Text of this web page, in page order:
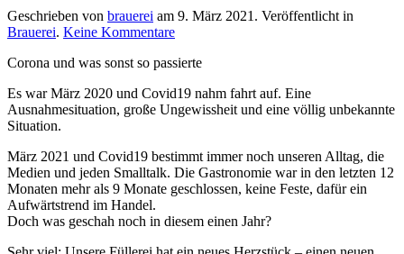
Geschrieben von brauerei am 9. März 2021 . Veröffentlicht in
Brauerei. Keine Kommentarezu
Jahr
Corona und was sonst so passierte
Es war März 2020 und Covid19 nahm fahrt auf. Eine
Ausnahmesituation, große Ungewissheit und eine völlig unbekannte
Situation.
März 2021 und Covid19 bestimmt immer noch unseren Alltag, die
Medien und jeden Smalltalk. Die Gastronomie war in den letzten 12
Monaten mehr als 9 Monate geschlossen, keine Feste, dafür ein
Aufwärtstrend im Handel.
Doch was geschah noch in diesem einen Jahr?